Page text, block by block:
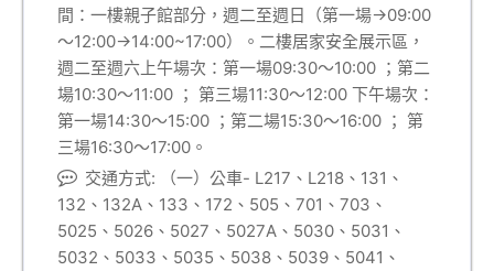
間：一樓親子館部分，週二至週日（第一場→09:00
～12:00→14:00~17:00）。二樓居家安全展示區，
週二至週六上午場次：第一場09:30～10:00 ；第二
場10:30～11:00 ； 第三場11:30～12:00 下午場次：
第一場14:30～15:00 ；第二場15:30～16:00 ； 第
三場16:30～17:00。
交通方式: （一）公車- L217、L218、131、
132、132A、133、172、505、701、703、
5025、5026、5027、5027A、5030、5031、
5032、5033、5035、5038、5039、5041、